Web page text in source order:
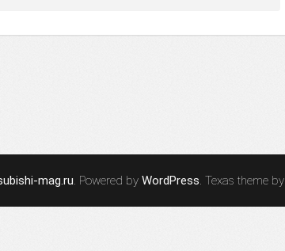
mag.ru. Powered by WordPress. Texas theme by